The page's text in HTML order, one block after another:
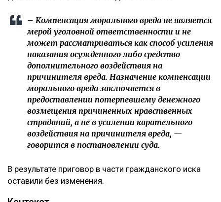
– Компенсация морального вреда не является
мерой уголовной ответственности и не
может рассматриваться как способ усиления
наказания осужденного либо средство
дополнительного воздействия на
причинителя вреда. Назначение компенсации
морального вреда заключается в
предоставлении потерпевшему денежного
возмещения причиненных нравственных
страданий, а не в усилении карательного
воздействия на причинителя вреда, —
говорится в постановлении суда.
В результате приговор в части гражданского иска
оставили без изменения.